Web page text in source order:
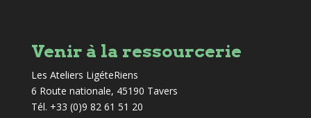
Venir à la ressourcerie
Les Ateliers LigéteRiens
6 Route nationale, 45190 Tavers
Tél. +33 (0)9 82 61 51 20